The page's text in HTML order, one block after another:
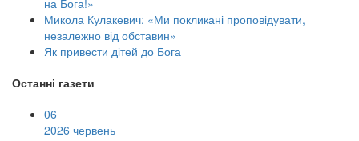
на Бога!»
Микола Кулакевич: «Ми покликані проповідувати,
незалежно від обставин»
Як привести дітей до Бога
Останні газети
06
2026 червень